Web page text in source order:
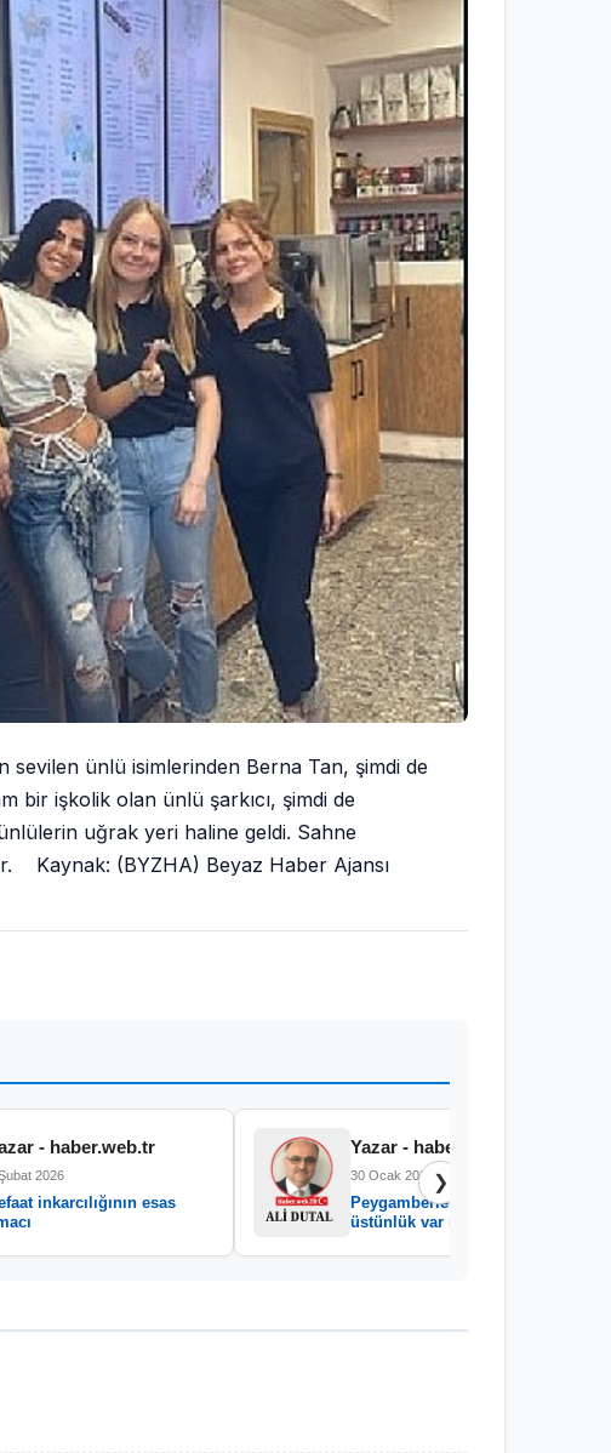
sevilen ünlü isimlerinden Berna Tan, şimdi de
bir işkolik olan ünlü şarkıcı, şimdi de
uğrak yeri haline geldi. Sahne
Kaynak: (BYZHA) Beyaz Haber Ajansı
- haber.web.tr
2026
inkarcılığının esas
Yazar - haber.web.tr
30 Ocak 2026
Peygamberler arasında
üstünlük var mıdır?
❯